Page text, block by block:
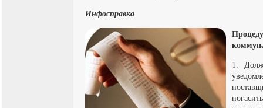
Инфосправка
1.